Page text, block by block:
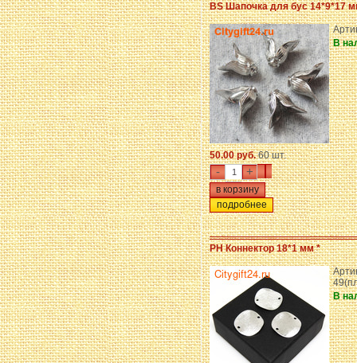
BS Шапочка для бус 14*9*17
В
50.00 руб.60 шт.
- +
подробнее
PH Коннектор 18*1 мм *
В